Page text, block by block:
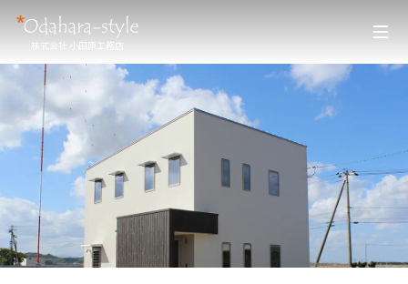
株式会社 小田原工務店